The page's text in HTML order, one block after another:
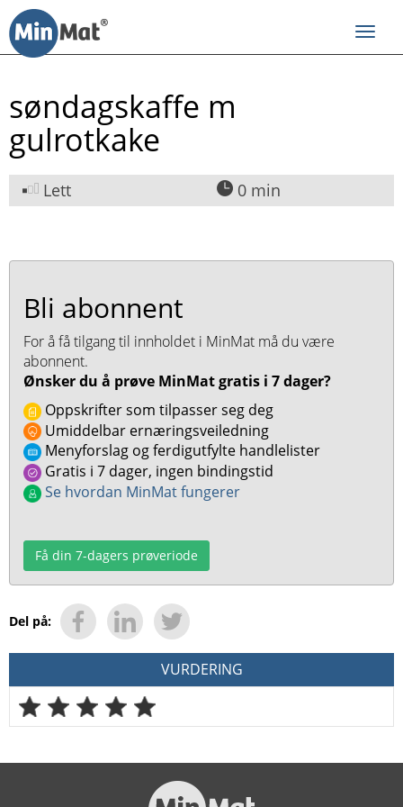
innhold
søndagskaffe m
gulrotkake
Lett 0 min
Bli abonnent
For å få tilgang til innholdet i MinMat må du være
abonnent.
Ønsker du å prøve MinMat gratis i 7 dager?
Oppskrifter som tilpasser seg deg
Umiddelbar ernæringsveiledning
Menyforslag og ferdigutfylte handlelister
Gratis i 7 dager, ingen bindingstid
Se hvordan MinMat fungerer
Få din 7-dagers prøveriode
Del på:
VURDERING